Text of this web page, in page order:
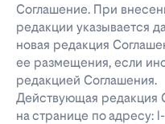
Соглашение. При
редакции указывается
новая редакция
ее размещения, если
редакцией Соглашения.
Действующая редакция
на странице по